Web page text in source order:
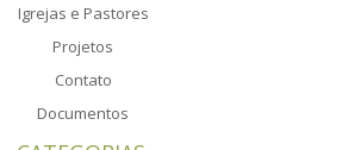
Igrejas e Pastores
Projetos
Contato
Documentos